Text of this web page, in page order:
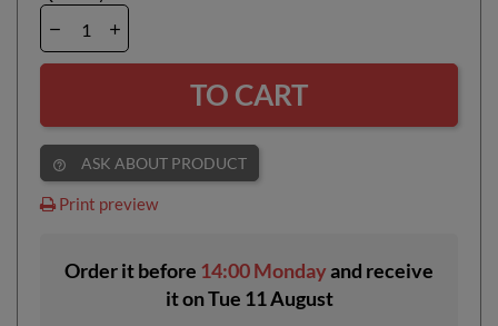
TO CART
help_outline ASK ABOUT PRODUCT
Print preview
Order it before 14:00 Mondayand receive
itonTue 11 August